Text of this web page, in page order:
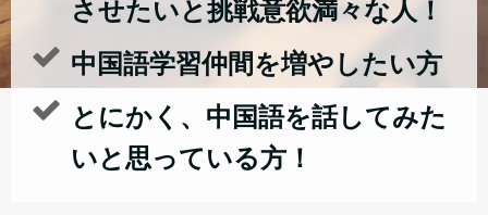
させたいと挑戦意欲満々な人！
中国語学習仲間を増やしたい方
とにかく、中国語を話してみた
いと思っている方！